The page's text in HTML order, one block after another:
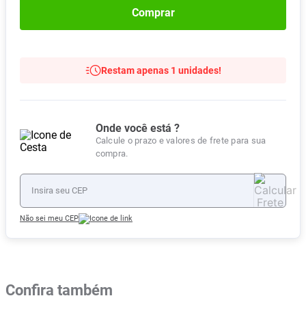
Comprar
Restam apenas 1 unidades!
Onde você está ?
Calcule o prazo e valores de frete para sua
compra.
Não sei meu CEP
Confira também